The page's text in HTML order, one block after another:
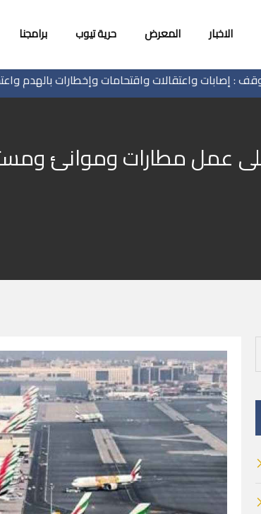
الاخبار المعرض حرية تيوب برامجنا
واعتقالات واقتحامات وإخطارات بالهدم واعتداءات
عمل مطارات وموانئ